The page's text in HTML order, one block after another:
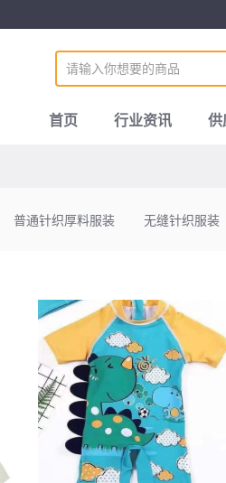
首页 行业资讯 供
普通针织厚料服装 无缝针织服装